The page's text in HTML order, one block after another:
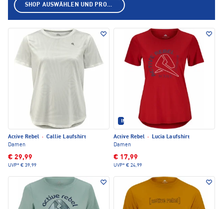
Active Rebel · Callie Laufshirt
Damen
€ 29,99
UVP* € 39,99
IM SET ERHÄLTLICH
Active Rebel ·
Lucia Laufshirt
Damen
€ 17,99
UVP* € 24,99
SHOP AUSWÄHLEN UND PRODUKTE ANZEIGEN